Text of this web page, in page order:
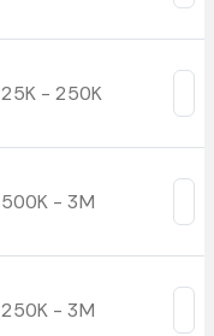
25K - 250K
500K - 3M
250K - 3M